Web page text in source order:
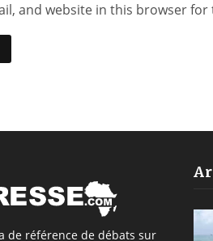
and website in this browser
de référence de débats sur